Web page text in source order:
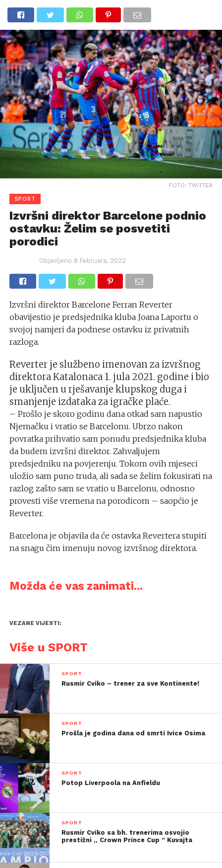
FOTO: TWITTER
SPORT
Izvršni direktor Barcelone podnio
ostavku: Želim se posvetiti
porodici
Objavljeno 8 Februara, 2022
Izvršni direktor Barcelone Ferran Reverter
obavijestio je predsjednika kluba Joana Laportu o
svojoj namjeri da podnese ostavku iz privatnih
razloga.
Reverter je službeno imenovan za izvršnog
direktora Katalonaca 1. jula 2021. godine i bio
je uključen u rješavanje klupskog duga i
smanjenje izdataka za igračke plaće.
– Prošlo je skoro godinu dana otkad sam napustio
Njemačku i vratio se Barcelonu. Ubrzo nakon
povratka prihvatio sam ponudu predsjednika kluba
da budem izvršni direktor. Zahvaljujem
predsjedniku na povjerenju. Tokom ovih mjeseci
uložio sam puno truda, ali sada se želim fokusirati na
razlog zašto sam se vratio u Barcelonu, odnosno
provesti više vremena na porodicom – saopćio je
Reverter.
Barcelona je objavila da će ostavka Revertera stupiti
na snagu čim imenuju novog izvršnog direktora.
Možda će vas zanimati...
VEZANE VIJESTI:
Više u SPORT
SPORT
Rusmir Cviko – trener za sve Kontinente!
SPORT
Prošla je godina dana od smrti Ivice Osima
SPORT
Potop Liverpoola na Anfieldu
SPORT
Rusmir Cviko sa bh. trenerima osvojio
prestižni ,, Crown Prince Cup ” Kuvajta